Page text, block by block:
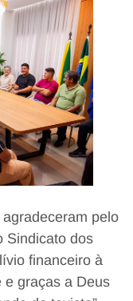
pelo
Sindicato dos
financeiro à
e graças a Deus